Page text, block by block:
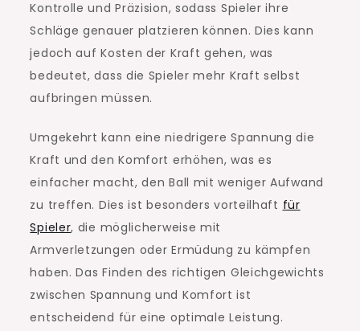
Kontrolle und Präzision, sodass Spieler ihre
Schläge genauer platzieren können. Dies kann
jedoch auf Kosten der Kraft gehen, was
bedeutet, dass die Spieler mehr Kraft selbst
aufbringen müssen.
Umgekehrt kann eine niedrigere Spannung die
Kraft und den Komfort erhöhen, was es
einfacher macht, den Ball mit weniger Aufwand
zu treffen. Dies ist besonders vorteilhaft für
Spieler, die möglicherweise mit
Armverletzungen oder Ermüdung zu kämpfen
haben. Das Finden des richtigen Gleichgewichts
zwischen Spannung und Komfort ist
entscheidend für eine optimale Leistung.